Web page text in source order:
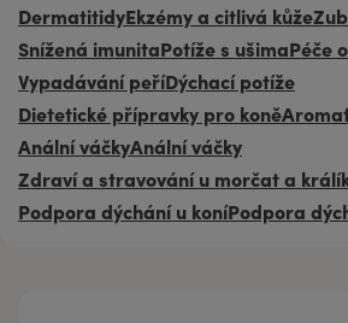
DermatitidyEkzémy a citlivá kůže
Snížená imunitaPotíže s ušimaPéče
Vypadávání peříDýchací potíže
Dietetické přípravky pro koně
Anální váčkyAnální váčky
Zdraví a stravování u morčat a
Podpora dýchání u koníPodpora